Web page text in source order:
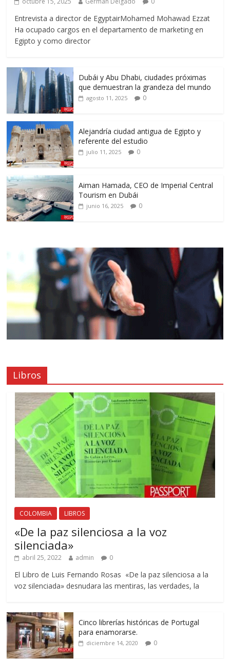
Entrevista a director de EgyptairMohamed Mohawad Ezzat
Ha ocupado cargos en el departamento de marketing en
Egipto y como director
Dubái y Abu Dhabi, ciudades próximas
que demuestran la grandeza del mundo
agosto 11, 2025 0
Alejandría ciudad antigua de Egipto y
referente del estudio
julio 11, 2025 0
Aiman Hamada, CEO de Imperial Central
Tourism en Dubái
junio 16, 2025 0
Libros
COLOMBIA LIBROS
«De la paz silenciosa a la voz
silenciada»
abril 25, 2022 admin 0
El Libro de Luis Fernando Rosas «De la paz silenciosa a la
voz silenciada» desnudara las mentiras, las verdades, la
Cinco librerías históricas de Portugal
para enamorarse.
diciembre 14, 2020 0